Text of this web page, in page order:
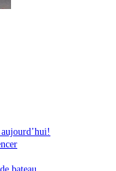
bateau